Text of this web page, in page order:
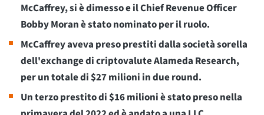
McCaffrey, si è dimesso e il Chief Revenue Officer
Bobby Moran è stato nominato per il ruolo.
McCaffrey aveva preso prestiti dalla società sorella
dell'exchange di criptovalute Alameda Research,
per un totale di $27 milioni in due round.
Un terzo prestito di $16 milioni è stato preso nella